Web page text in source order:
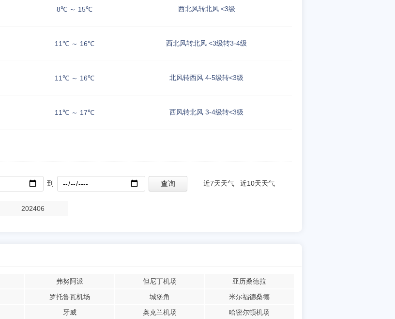
8℃ ～ 15℃ 西北风转北风 <3级
11℃ ～ 16℃ 西北风转北风 <3级转3-4级
11℃ ～ 16℃ 北风转西风 4-5级转<3级
11℃ ～ 17℃ 西风转北风 3-4级转<3级
到 近7天天气 近10天天气
202406
弗努阿派 但尼丁机场
亚历桑德拉
罗托鲁瓦机场 城堡角
米尔福德桑德
牙威 奥克兰机场 哈密尔顿机场